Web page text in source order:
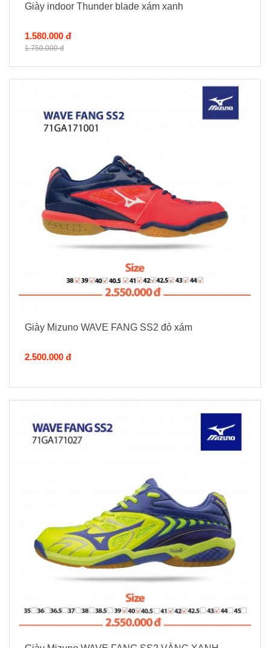
Giày indoor Thunder blade xám xanh
1.580.000 đ
1.750.000 đ
Giày Mizuno WAVE FANG SS2 đỏ xám
2.500.000 đ